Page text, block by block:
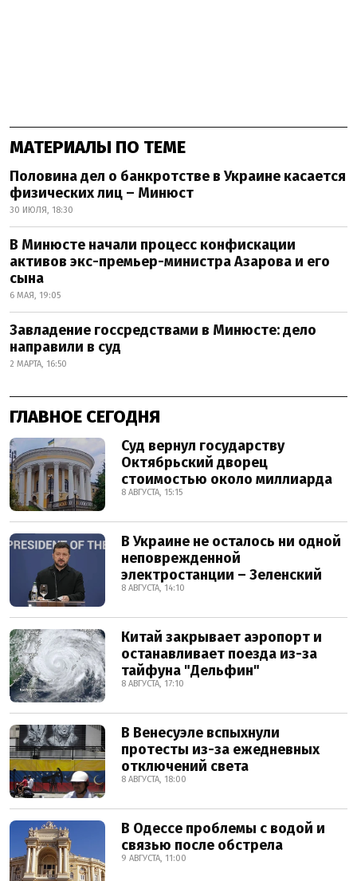
МАТЕРИАЛЫ ПО ТЕМЕ
Половина дел о банкротстве в Украине касается
физических лиц – Минюст
30 ИЮЛЯ, 18:30
В Минюсте начали процесс конфискации
активов экс-премьер-министра Азарова и его
сына
6 МАЯ, 19:05
Завладение госсредствами в Минюсте: дело
направили в суд
2 МАРТА, 16:50
ГЛАВНОЕ СЕГОДНЯ
Суд вернул государству
Октябрьский дворец
стоимостью около миллиарда
8 АВГУСТА, 15:15
В Украине не осталось ни одной
неповрежденной
электростанции – Зеленский
8 АВГУСТА, 14:10
Китай закрывает аэропорт и
останавливает поезда из-за
тайфуна "Дельфин"
8 АВГУСТА, 17:10
В Венесуэле вспыхнули
протесты из-за ежедневных
отключений света
8 АВГУСТА, 18:00
В Одессе проблемы с водой и
связью после обстрела
9 АВГУСТА, 11:00